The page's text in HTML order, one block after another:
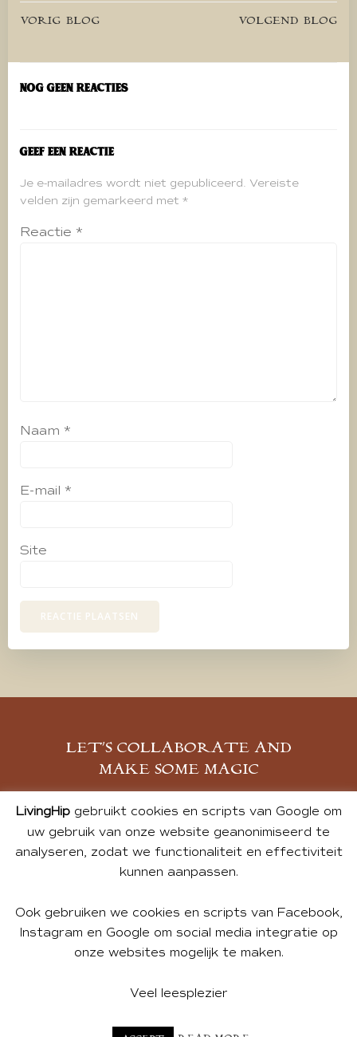
Bericht
navigatie
VORIG BLOG
Bericht
navigatie
VOLGEND BLOG
Nog geen reacties
Geef een reactie
Je e-mailadres wordt niet gepubliceerd. Vereiste
velden zijn gemarkeerd met *
Reactie *
Naam *
E-mail *
Site
LET’S COLLABORATE AND
MAKE SOME MAGIC
MELD JE AAN
BUREAU 74
LivingHipgebruikt cookies en scripts van Google om
uw gebruik van onze website geanonimiseerd te
analyseren, zodat we functionaliteit en effectiviteit
kunnen aanpassen.
Ook gebruiken we cookies en scripts van Facebook,
Instagram en Google om social media integratie op
onze websites mogelijk te maken.
Veel leesplezier